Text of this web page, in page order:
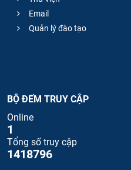
Email
Quản lý đào tạo
BỘ ĐẾM TRUY CẬP
Online
1
Tổng số truy cập
1418796